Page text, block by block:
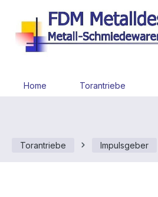
Hauptinhalt springen
Zur Suche springen
Zur Hauptnavigation springen
Home Torantriebe
Torantriebe Impulsgeber